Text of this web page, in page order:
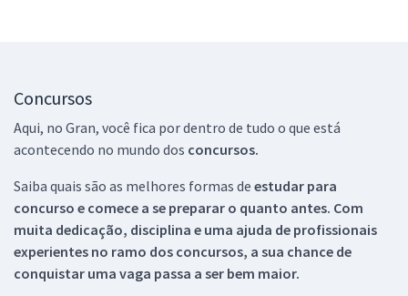
Concursos
Aqui, no Gran, você fica por dentro de tudo o que está
acontecendo no mundo dos concursos.
Saiba quais são as melhores formas de estudar para
concurso e comece a se preparar o quanto antes. Com
muita dedicação, disciplina e uma ajuda de profissionais
experientes no ramo dos concursos, a sua chance de
conquistar uma vaga passa a ser bem maior.